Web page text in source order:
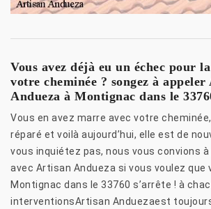
Vous avez déjà eu un échec pour
votre cheminée ? songez à
Andueza à Montignac dans le
Vous en avez marre avec votre
réparé et voilà aujourd’hui, elle est de
vous inquiétez pas, nous vous convions
avec Artisan Andueza si vous voulez que
Montignac dans le 33760 s’arrête ! à
interventionsArtisan Anduezaest